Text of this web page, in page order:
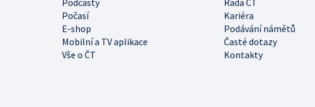
Podcasty
Rada ČT
Počasí
Kariéra
E-shop
Podávání námětů
Mobilní a TV aplikace
Časté dotazy
Vše o ČT
Kontakty